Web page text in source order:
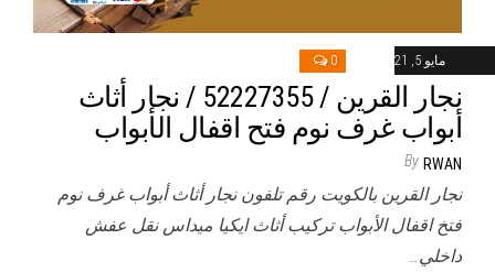
مايو 5, 2021 0
نجار القرين / 52227355 / نجار أثاث
أبواب غرف نوم فتح اقفال الأبواب
By RWAN
نجار القرين بالكويت رقم تلفون نجار أثاث أبواب غرف نوم
فتخ اقفال الأبواب تركيب أثاث ايكيا ميداس نقل عفش
داخلي…